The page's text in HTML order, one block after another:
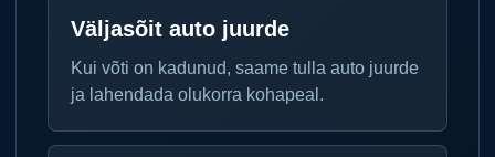
Väljasõit auto juurde
Kui võti on kadunud, saame tulla auto juurde
ja lahendada olukorra kohapeal.